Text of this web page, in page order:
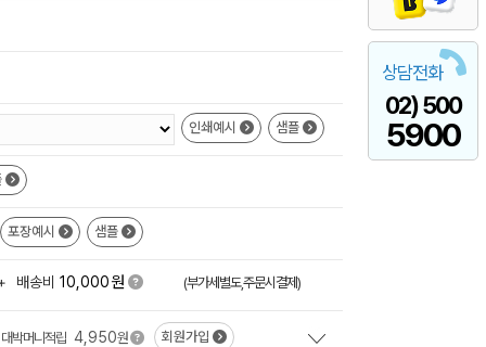
상담전화
02) 500
5900
인쇄예시 샘플
포장예시 샘플
배송비 10,000원 (부가세별도,주문시결제)
대박머니적립 4,950원 회원가입